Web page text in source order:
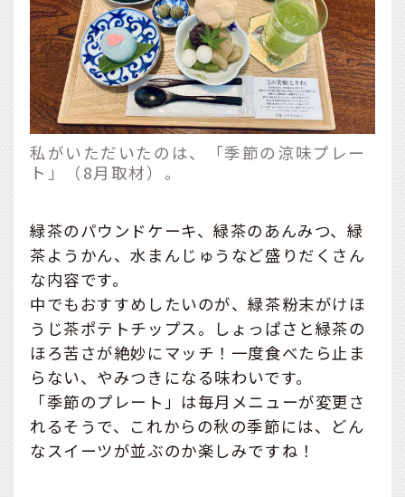
私がいただいたのは、「季節の涼味プレー
ト」（8月取材）。
緑茶のパウンドケーキ、緑茶のあんみつ、緑
茶ようかん、水まんじゅうなど盛りだくさん
な内容です。
中でもおすすめしたいのが、緑茶粉末がけほ
うじ茶ポテトチップス。しょっぱさと緑茶の
ほろ苦さが絶妙にマッチ！一度食べたら止ま
らない、やみつきになる味わいです。
「季節のプレート」は毎月メニューが変更さ
れるそうで、これからの秋の季節には、どん
なスイーツが並ぶのか楽しみですね！